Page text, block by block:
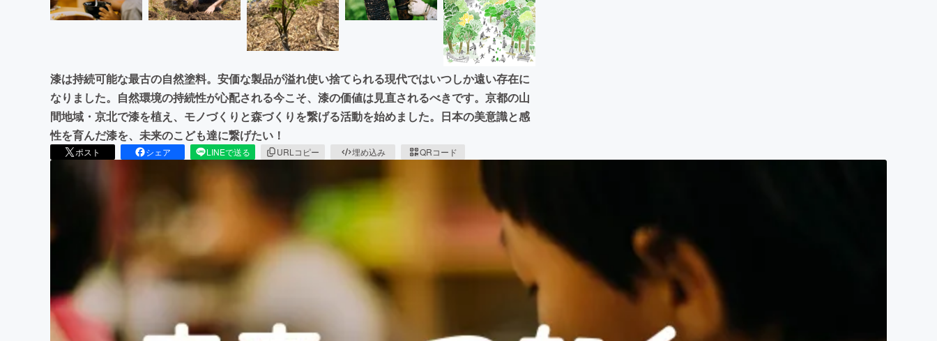
漆は持続可能な最古の自然塗料。安価な製品が溢れ使い捨てられる現代ではいつしか遠い存在に
なりました。自然環境の持続性が心配される今こそ、漆の価値は見直されるべきです。京都の山
間地域・京北で漆を植え、モノづくりと森づくりを繋げる活動を始めました。日本の美意識と感
性を育んだ漆を、未来のこども達に繋げたい！
ポスト シェア LINEで送る URLコピー 埋め込み QRコード